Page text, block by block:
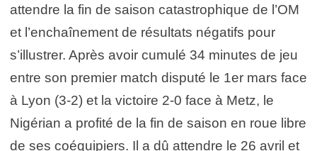
attendre la fin de saison catastrophique de l’OM
et l’enchaînement de résultats négatifs pour
s’illustrer. Après avoir cumulé 34 minutes de jeu
entre son premier match disputé le 1er mars face
à Lyon (3-2) et la victoire 2-0 face à Metz, le
Nigérian a profité de la fin de saison en roue libre
de ses coéquipiers. Il a dû attendre le 26 avril et